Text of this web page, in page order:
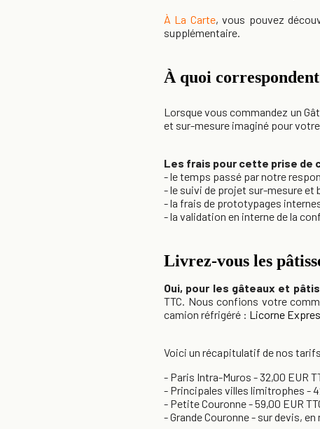
À La Carte, vous pouvez
supplémentaire.
À quoi
Lorsque vous commandez un
et sur-mesure imaginé pour
Les frais pour cette prise de
- le temps passé par notre
- le suivi de projet sur-mesure et
- la frais de prototypages
- la validation en interne de la
Livrez-vous les
Oui, pour les gâteaux et
TTC. Nous confions votre
camion réfrigéré : Licorne
Voici un récapitulatif de nos
- Paris Intra-Muros - 32,00 EUR
- Principales villes limitrophes -
- Petite Couronne - 59,00 EUR
- Grande Couronne - sur devis,